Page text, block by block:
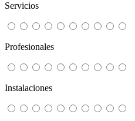
Servicios
Profesionales
Instalaciones